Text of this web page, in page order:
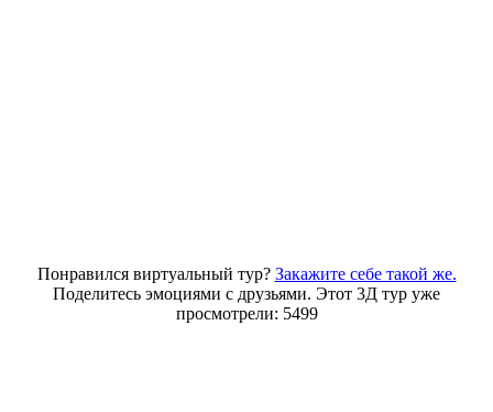
Понравился виртуальный тур? Закажите себе такой же.
Поделитесь эмоциями с друзьями. Этот 3Д тур уже
просмотрели: 5499